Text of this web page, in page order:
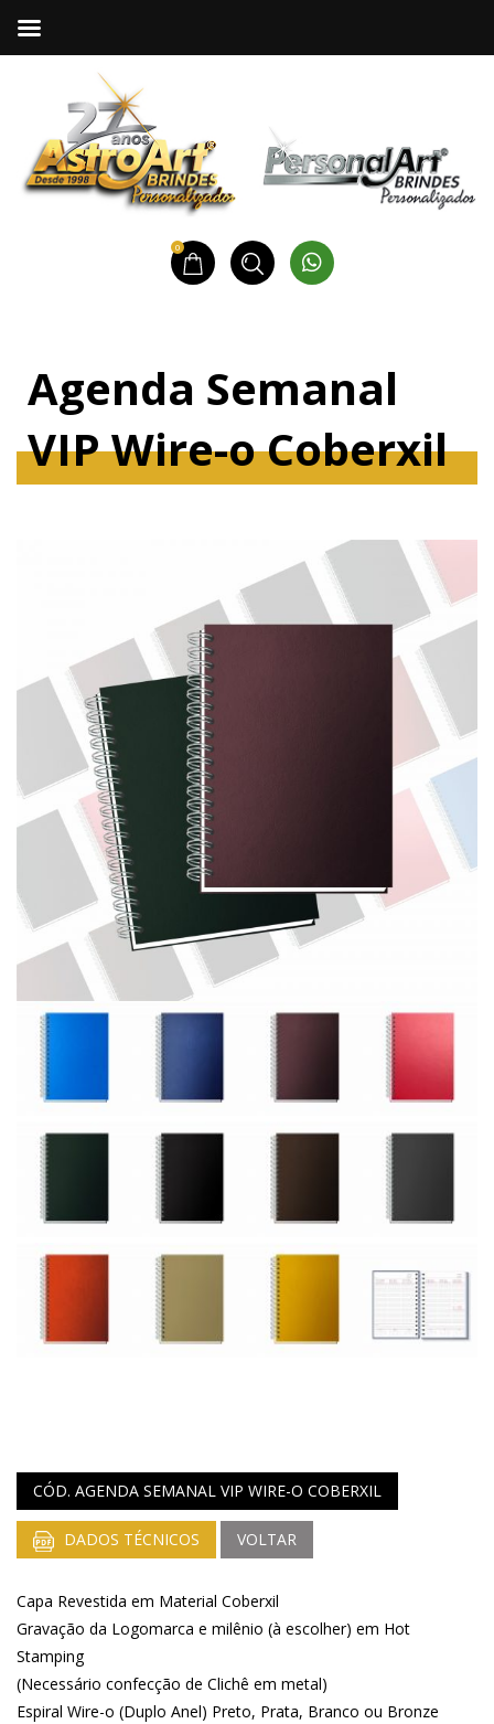
0
Agenda Semanal
VIP Wire-o Coberxil
CÓD. AGENDA SEMANAL VIP WIRE-O COBERXIL
DADOS TÉCNICOS VOLTAR
Capa Revestida em Material Coberxil
Gravação da Logomarca e milênio (à escolher) em Hot
Stamping
(Necessário confecção de Clichê em metal)
Espiral Wire-o (Duplo Anel) Preto, Prata, Branco ou Bronze